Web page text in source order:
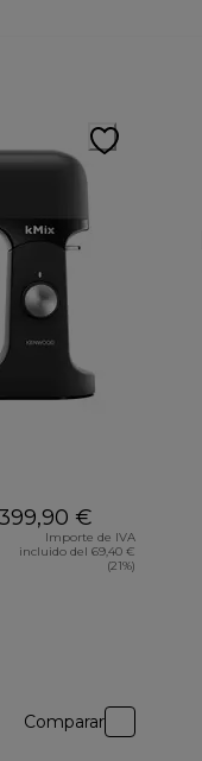
€
Importe de IVA
incluido del 69,40 €
(21%)
Comparar